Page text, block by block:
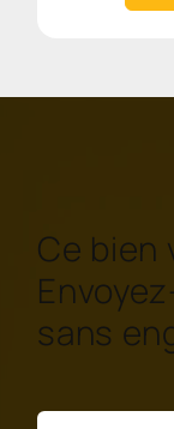
Ce bien
sans